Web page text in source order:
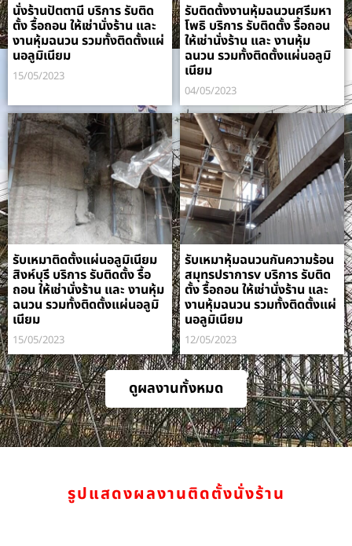
นั่งร้านปัตตานี บริการ รับติด
ตั้ง รื้อถอน ให้เช่านั่งร้าน และ
งานหุ้มฉนวน รวมทั้งติดตั้งแผ่
นอลูมิเนียม
15/05/2023
รับติดตั้งงานหุ้มฉนวนศรีมหา
โพธิ บริการ รับติดตั้ง รื้อถอน
ให้เช่านั่งร้าน และ งานหุ้ม
ฉนวน รวมทั้งติดตั้งแผ่นอลูมิ
เนียม
04/05/2023
รับเหมาติดตั้งแผ่นอลูมิเนียม
สิงห์บุรี บริการ รับติดตั้ง รื้อ
ถอน ให้เช่านั่งร้าน และ งานหุ้ม
ฉนวน รวมทั้งติดตั้งแผ่นอลูมิ
เนียม
15/05/2023
รับเหมาหุ้มฉนวนกันความร้อน
สมุทรปราการv บริการ รับติด
ตั้ง รื้อถอน ให้เช่านั่งร้าน และ
งานหุ้มฉนวน รวมทั้งติดตั้งแผ่
นอลูมิเนียม
12/05/2023
ดูผลงานทั้งหมด
รูปแสดงผลงานติดตั้งนั่งร้าน